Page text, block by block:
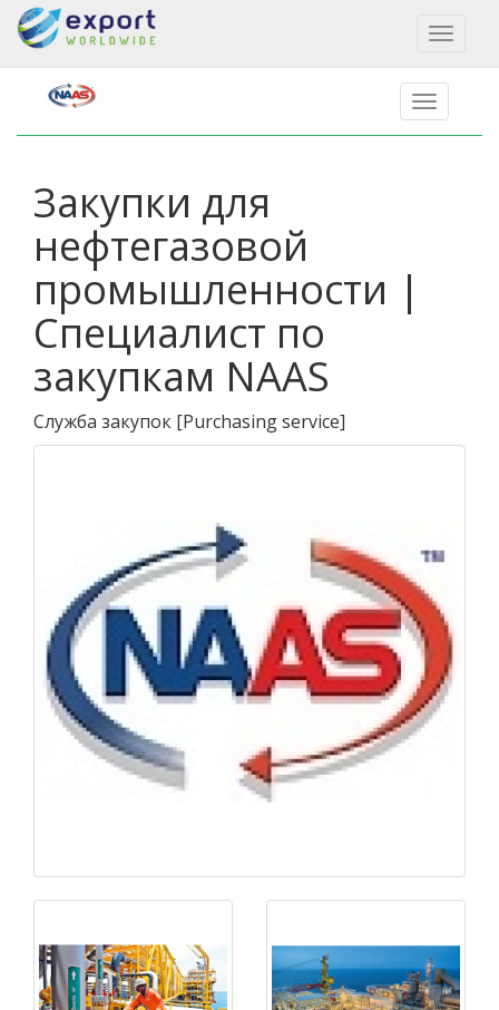
Toggle
Закупки для
нефтегазовой
промышленности |
Специалист по
закупкам NAAS
Служба закупок [Purchasing service]